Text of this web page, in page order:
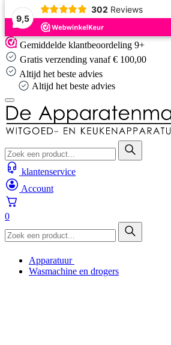
9,5
302 Reviews
Skip
to
content
Gemiddelde klantbeoordeling 9+
Gratis verzending vanaf € 100,00
Altijd het beste advies
Altijd het beste advies
klantenservice
Account
0
Apparatuur
Wasmachine en drogers